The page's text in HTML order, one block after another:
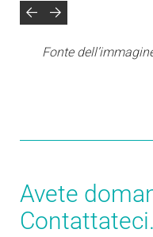
Fonte
Avete
Contattateci.